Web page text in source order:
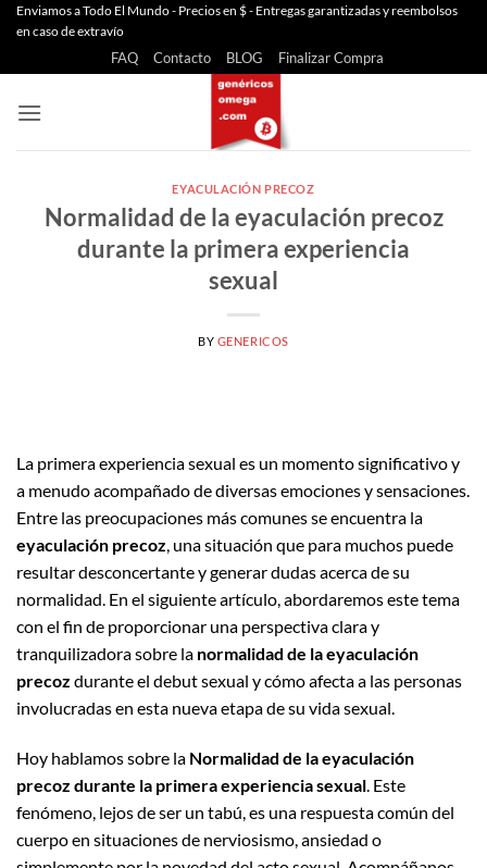
Saltar
Enviamos a Todo El Mundo - Precios en $ - Entregas garantizadas y reembolsos
en caso de extravío
FAQ Contacto BLOG Finalizar Compra
EYACULACIÓN PRECOZ
Normalidad de la eyaculación precoz
durante la primera experiencia
sexual
BY GENERICOS
La primera experiencia sexual es un momento significativo y
a menudo acompañado de diversas emociones y sensaciones.
Entre las preocupaciones más comunes se encuentra la
eyaculación precoz, una situación que para muchos puede
resultar desconcertante y generar dudas acerca de su
normalidad. En el siguiente artículo, abordaremos este tema
con el fin de proporcionar una perspectiva clara y
tranquilizadora sobre la normalidad de la eyaculación
precoz durante el debut sexual y cómo afecta a las personas
involucradas en esta nueva etapa de su vida sexual.
Hoy hablamos sobre la Normalidad de la eyaculación
precoz durante la primera experiencia sexual. Este
fenómeno, lejos de ser un tabú, es una respuesta común del
cuerpo en situaciones de nerviosismo, ansiedad o